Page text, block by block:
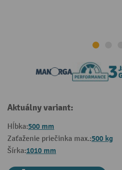
Aktuálny variant:
Hĺbka:500 mm
Zaťaženie priečinka max.:500 kg
Šírka:1010 mm